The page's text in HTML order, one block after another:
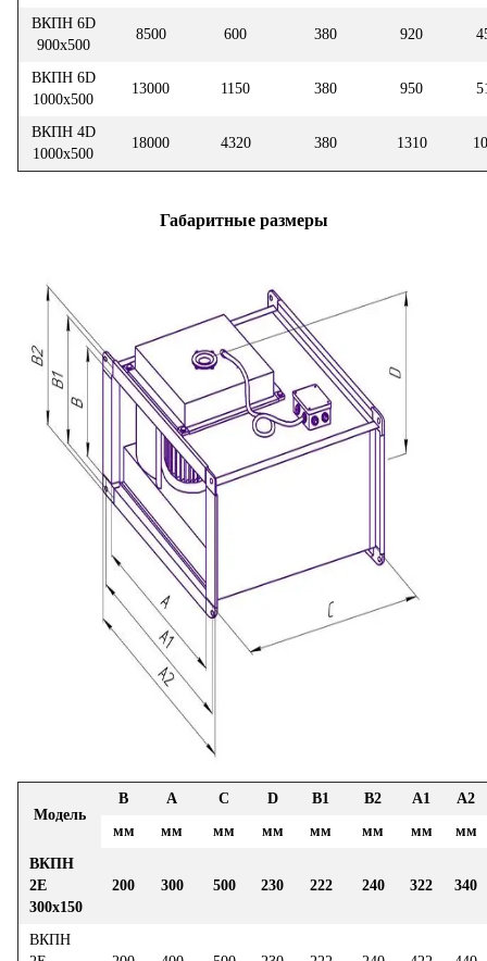
ВКПН 6D
900х500
8500 600 380 920
ВКПН 6D
1000х500
13000 1150 380 950
ВКПН 4D
1000х500
18000 4320 380 1310
Габаритные размеры
Модель
В А C D В1 В2 A1
A2
мм
мм мм мм мм мм мм
мм
ВКПН
2Е
300х150
200 300 500 230 222 240 322 340
ВКПН